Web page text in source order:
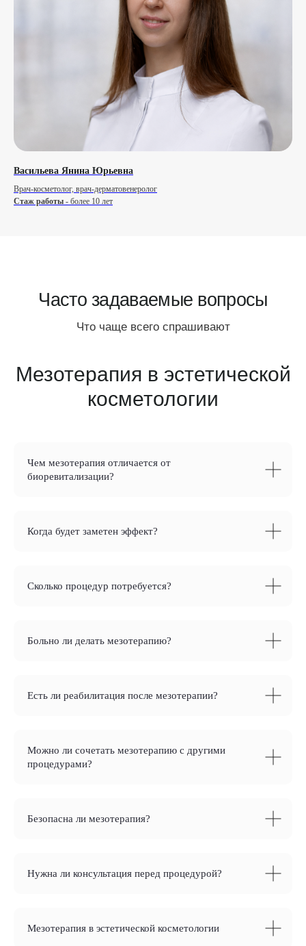
Васильева Янина Юрьевна
Врач-косметолог, врач-дерматовенеролог
Стаж работы - более 10 лет
Мезотерапия в эстетической
косметологии
Чем мезотерапия отличается от
биоревитализации?
Когда будет заметен эффект?
Сколько процедур потребуется?
Больно ли делать мезотерапию?
Есть ли реабилитация после мезотерапии?
Можно ли сочетать мезотерапию с другими
процедурами?
Безопасна ли мезотерапия?
Нужна ли консультация перед процедурой?
Мезотерапия в эстетической косметологии
3D ТУР ПО КЛИНИКЕ
лицензия №Л041-01164-52/00304371
Сделано с любовью: Movery.Agency